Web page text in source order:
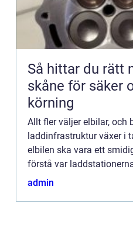
Så hittar du rätt
skåne för säker
körning
Allt fler väljer elbilar, och
laddinfrastruktur växer i
elbilen ska vara ett
förstå var
och vilka kostnader...
admin